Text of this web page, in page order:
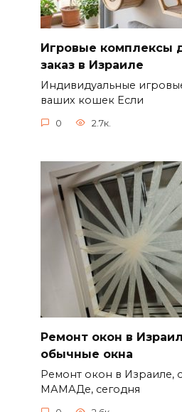
Игровые комплексы
заказ в Израиле
Индивидуальные
ваших кошек Если
0 2.7к.
Ремонт окон в
обычные окна
Ремонт окон в Израиле,
МАМАДе, сегодня